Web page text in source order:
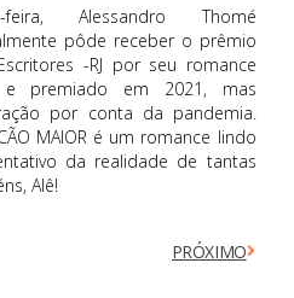
Alessandro Thomé
pôde receber o prêmio
-RJ por seu romance
e premiado em 2021, mas
por conta da pandemia.
MAIOR é um romance lindo
da realidade de tantas
Alê!
PRÓXIMO